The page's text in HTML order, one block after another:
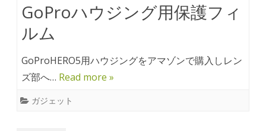
GoProハウジング用保護フィ
ルム
GoProHERO5用ハウジングをアマゾンで購入しレン
ズ部へ… Read more »
ガジェット